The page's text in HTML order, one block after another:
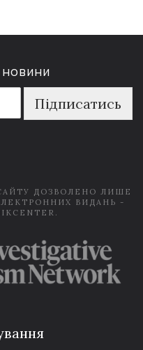
новини
Підписатись
ДОЗВОЛЕНО ЛИШЕ
ВИДАНЬ -